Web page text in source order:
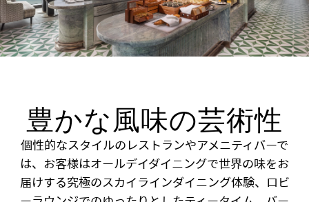
豊かな風味の芸術性
個性的なスタイルのレストランやアメニティバーで
は、お客様はオールデイダイニングで世界の味をお
届けする究極のスカイラインダイニング体験、ロビ